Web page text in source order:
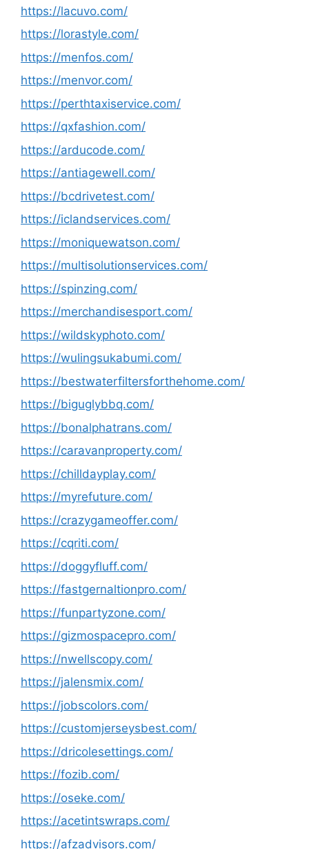
https://lacuvo.com/
https://lorastyle.com/
https://menfos.com/
https://menvor.com/
https://perthtaxiservice.com/
https://qxfashion.com/
https://arducode.com/
https://antiagewell.com/
https://bcdrivetest.com/
https://iclandservices.com/
https://moniquewatson.com/
https://multisolutionservices.com/
https://spinzing.com/
https://merchandisesport.com/
https://wildskyphoto.com/
https://wulingsukabumi.com/
https://bestwaterfiltersforthehome.com/
https://biguglybbq.com/
https://bonalphatrans.com/
https://caravanproperty.com/
https://chilldayplay.com/
https://myrefuture.com/
https://crazygameoffer.com/
https://cqriti.com/
https://doggyfluff.com/
https://fastgernaltionpro.com/
https://funpartyzone.com/
https://gizmospacepro.com/
https://nwellscopy.com/
https://jalensmix.com/
https://jobscolors.com/
https://customjerseysbest.com/
https://dricolesettings.com/
https://fozib.com/
https://oseke.com/
https://acetintswraps.com/
https://afzadvisors.com/